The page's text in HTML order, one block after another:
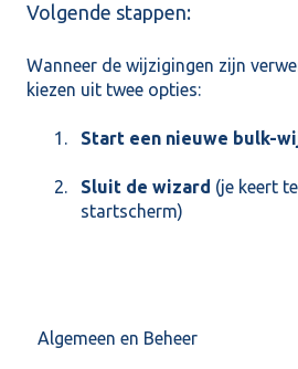
Volgende stappen:
Wanneer de wijzigingen zijn
kiezen uit twee opties:
Start een nieuwe bulk-
Sluit de wizard (je keert
startscherm)
Algemeen en Beheer